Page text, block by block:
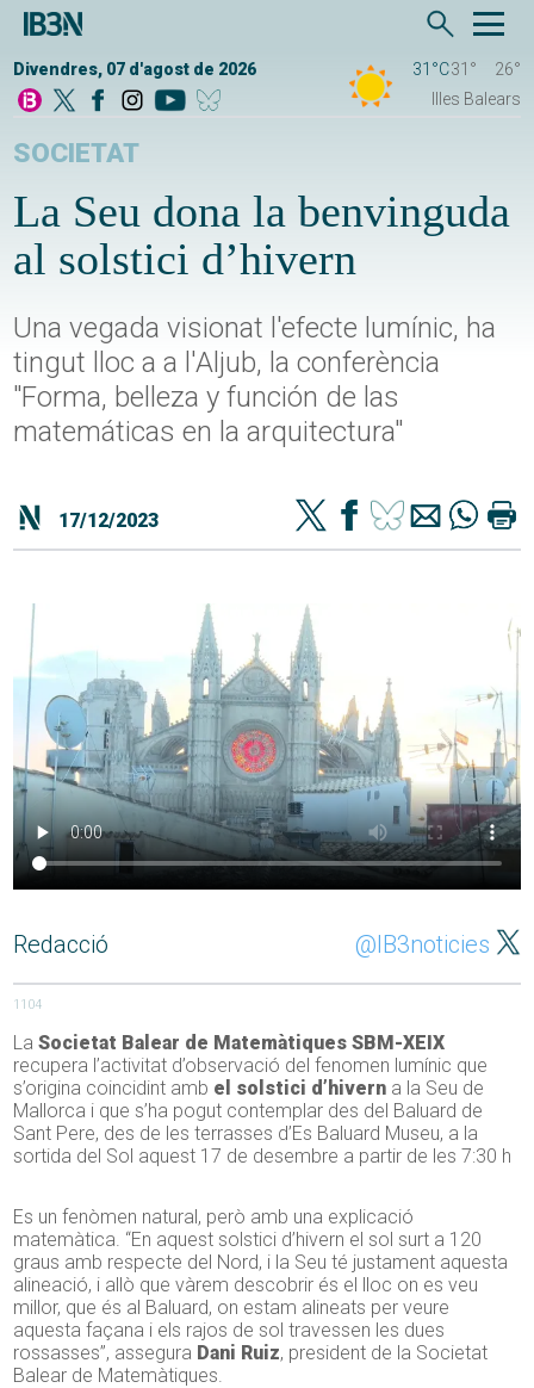
Divendres, 07 d'agost de 2026 31°C31°
26°
Illes Balears
SOCIETAT
La Seu dona la benvinguda
al solstici d’hivern
Una vegada visionat l'efecte lumínic, ha
tingut lloc a a l'Aljub, la conferència
"Forma, belleza y función de las
matemáticas en la arquitectura"
17/12/2023
Redacció @IB3noticies
1104
LaSocietat Balear de Matemàtiques SBM-XEIX
recupera l’activitat d’observació del fenomen lumínic que
s’origina coincidint amb el solstici d’hivern a la Seu de
Mallorca i que s’ha pogut contemplar des del Baluard de
Sant Pere, des de les terrasses d’Es Baluard Museu, a la
sortida del Sol aquest 17 de desembre a partir de les 7:30 h
Es un fenòmen natural, però amb una explicació
matemàtica. “En aquest solstici d’hivern el sol surt a 120
graus amb respecte del Nord, i la Seu té justament aquesta
alineació, i allò que vàrem descobrir és el lloc on es veu
millor, que és al Baluard, on estam alineats per veure
aquesta façana i els rajos de sol travessen les dues
rossasses”, assegura Dani Ruiz, president de la Societat
Balear de Matemàtiques.